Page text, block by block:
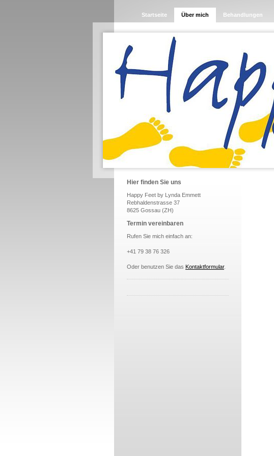
Startseite Über mich Behandlungen
Hier finden Sie uns
Happy Feet by Lynda Emmett
Rebhaldenstrasse 37
8625 Gossau (ZH)
Termin vereinbaren
Rufen Sie mich einfach an:
+41 79 38 76 326
Oder benutzen Sie das Kontaktformular.